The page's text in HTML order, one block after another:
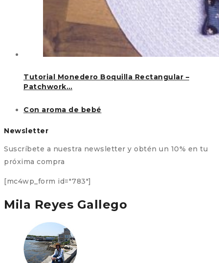
Tutorial Monedero Boquilla Rectangular –
Patchwork…
Con aroma de bebé
Newsletter
Suscríbete a nuestra newsletter y obtén un 10% en tu
próxima compra
[mc4wp_form id="783"]
Mila Reyes Gallego